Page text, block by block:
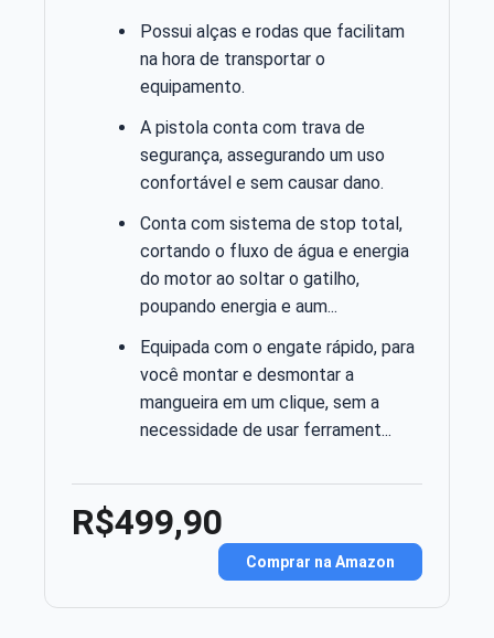
Possui alças e rodas que facilitam
na hora de transportar o
equipamento.
A pistola conta com trava de
segurança, assegurando um uso
confortável e sem causar dano.
Conta com sistema de stop total,
cortando o fluxo de água e energia
do motor ao soltar o gatilho,
poupando energia e aum...
Equipada com o engate rápido, para
você montar e desmontar a
mangueira em um clique, sem a
necessidade de usar ferrament...
R$499,90
Comprar na Amazon